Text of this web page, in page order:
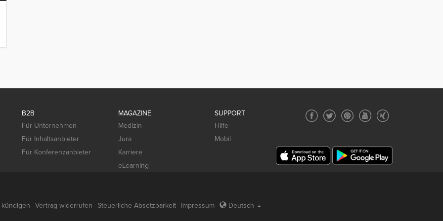
B2B
Für Unternehmen
Für Inhaltsanbieter
Für Konferenzanbieter
MAGAZINE
Medizin
Jura
Karriere
eLearning
SUPPORT
Hilfe
Mobil
Vertrag widerrufen Steuerliche Absetzbarkeit Impressum Deutsch